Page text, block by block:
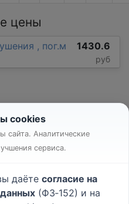
цены
, пог.м 1430.6
руб
соглашение
cookies
Аналитические
сервиса.
даёте согласие на
(ФЗ‑152) и на